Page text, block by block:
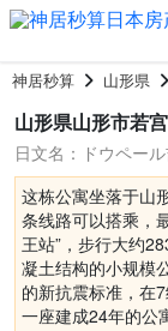
神居秒算 山形県
山形県山形市若
日文名：ドウペー
这栋公寓坐落于山
条线路可以搭乘，
王站”，步行大约
凝土结构的小规模
的新抗震标准，在
一座建成24年的公